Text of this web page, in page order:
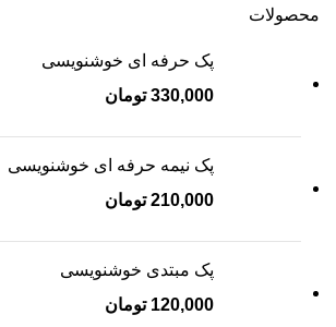
محصولات
پک حرفه ای خوشنویسی
330,000 تومان
پک نیمه حرفه ای خوشنویسی
210,000 تومان
پک مبتدی خوشنویسی
120,000 تومان